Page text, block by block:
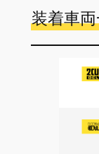
装着車